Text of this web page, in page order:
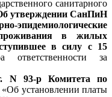
санитарного
утверждении СанПиН
в жилых
в силу с 15
ответственности за
N 93-р Комитета по
установлении платы